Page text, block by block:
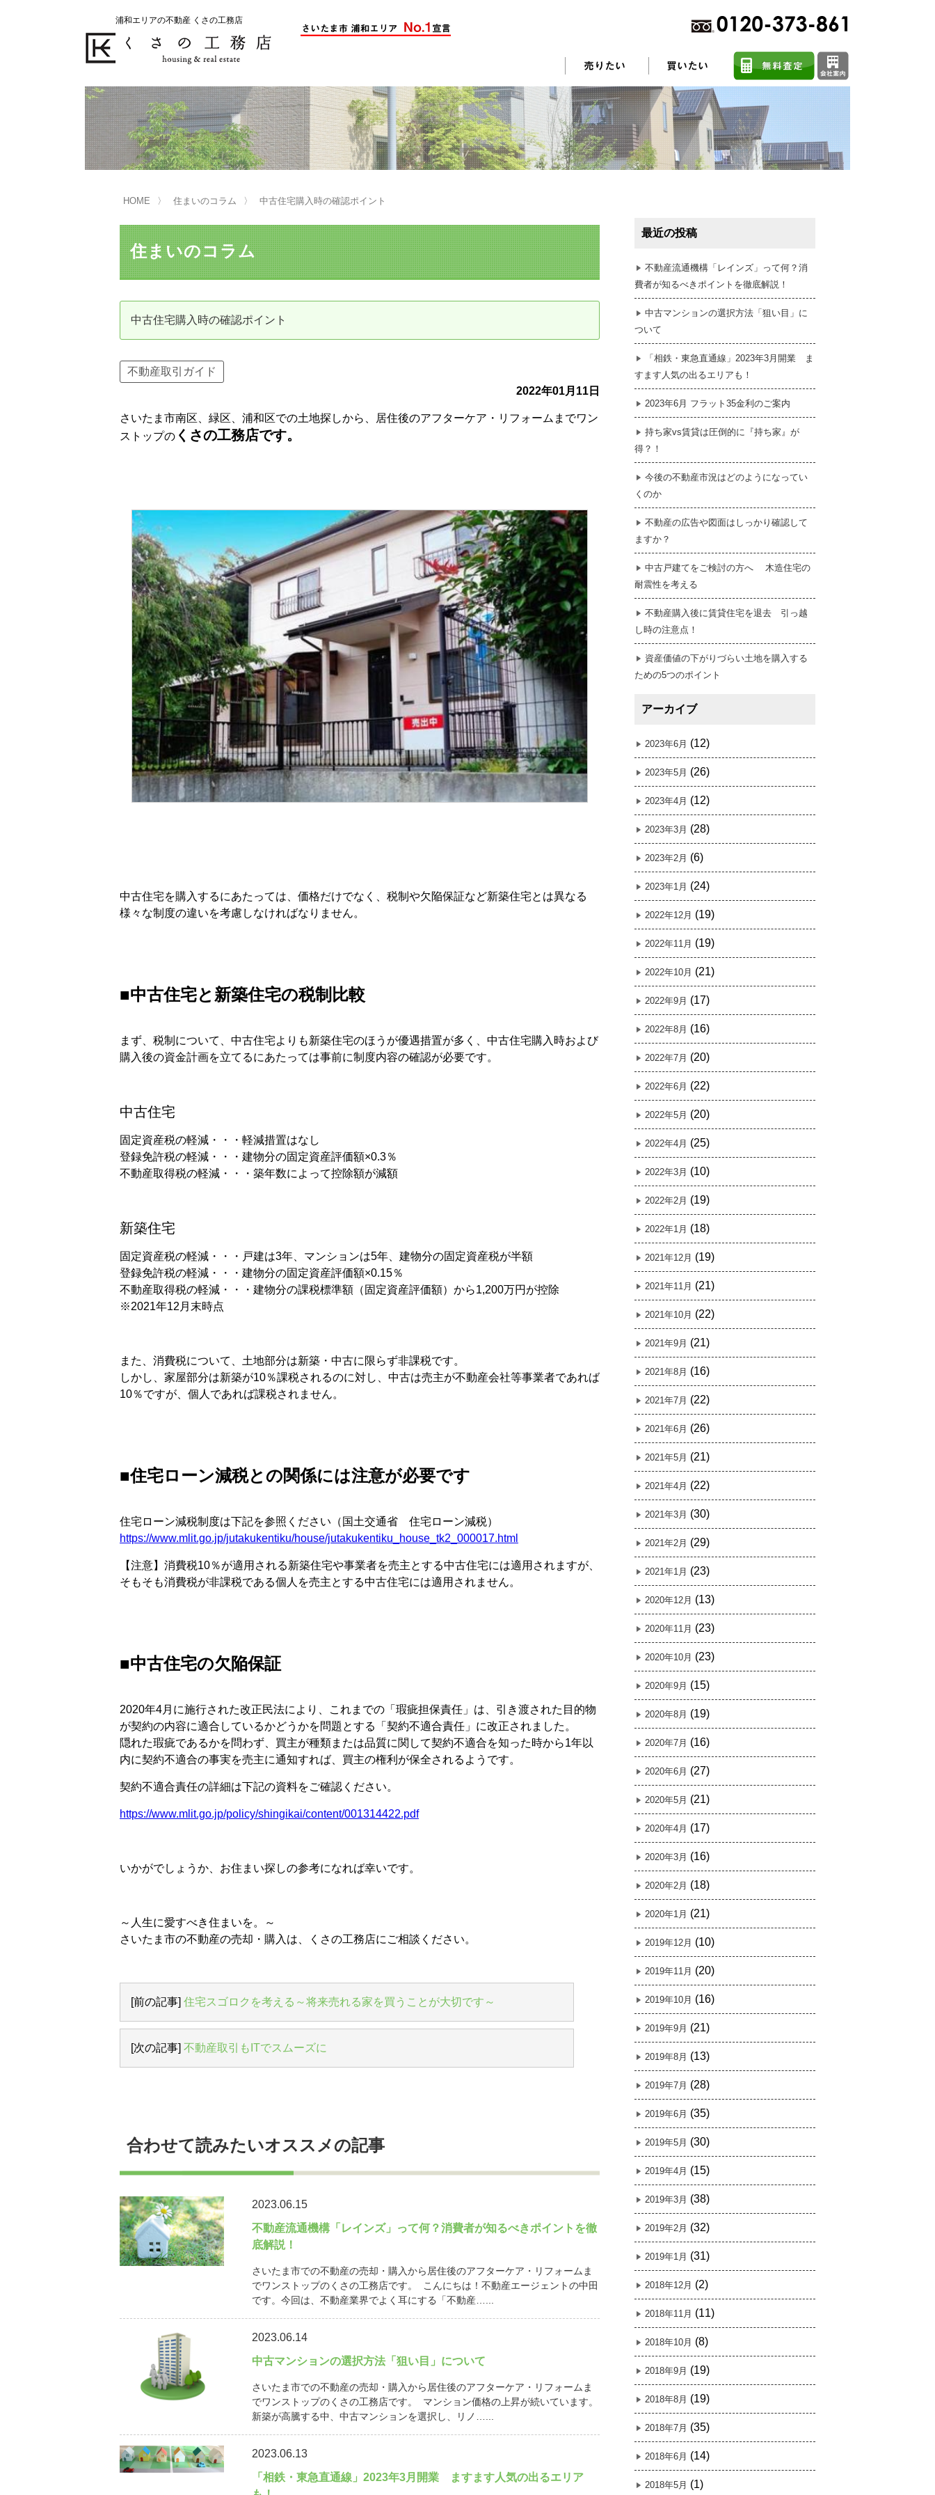
浦和エリアの不動産 くさの工務店
不動産の売却をお考えのお客様
くさの工務店が選ばれる理由 売却活動 売却されたお客様の声 不動産売却に関するよくある質問
買い替えサポート はじめての売却 不動産売却成功のコツ 任意売却
不動産の相続 売却前の修繕・リフォーム
売却の流れ（手順）
不動産売却の詳しい流れ 売買契約のご締結
不動産の引き渡し 不動産の残代金の受領について 不動産売却後の税金
不動産の購入をお考えのお客様
くさの工務店が選ばれる理由 購入されたお客様の声 不動産購入に関するよくある質問
住宅ローン控除・消費税について
リニュアル仲介とは
資産価値の減りにくい住宅購入 中古だから安心して購入できる仕組み リニュアル仲介で実現する豊かな暮らし はじめての物件探し
HOME 住まいのコラム 中古住宅購入時の確認ポイント
住まいのコラム
中古住宅購入時の確認ポイント
不動産取引ガイド
2022年01月11日
さいたま市南区、緑区、浦和区での土地探しから、居住後のアフターケア・リフォームまでワン
ストップの くさの工務店です。
中古住宅を購入するにあたっては、価格だけでなく、税制や欠陥保証など新築住宅とは異なる
様々な制度の違いを考慮しなければなりません。
■中古住宅と新築住宅の税制比較
まず、税制について、中古住宅よりも新築住宅のほうが優遇措置が多く、中古住宅購入時および
購入後の資金計画を立てるにあたっては事前に制度内容の確認が必要です。
中古住宅
固定資産税の軽減・・・軽減措置はなし
登録免許税の軽減・・・建物分の固定資産評価額×0.3％
不動産取得税の軽減・・・築年数によって控除額が減額
新築住宅
固定資産税の軽減・・・戸建は3年、マンションは5年、建物分の固定資産税が半額
登録免許税の軽減・・・建物分の固定資産評価額×0.15％
不動産取得税の軽減・・・建物分の課税標準額（固定資産評価額）から1,200万円が控除
※2021年12月末時点
また、消費税について、土地部分は新築・中古に限らず非課税です。
しかし、家屋部分は新築が10％課税されるのに対し、中古は売主が不動産会社等事業者であれば
10％ですが、個人であれば課税されません。
■住宅ローン減税との関係には注意が必要です
住宅ローン減税制度は下記を参照ください（国土交通省 住宅ローン減税）
https://www.mlit.go.jp/jutakukentiku/house/jutakukentiku_house_tk2_000017.html
【注意】消費税10％が適用される新築住宅や事業者を売主とする中古住宅には適用されますが、
そもそも消費税が非課税である個人を売主とする中古住宅には適用されません。
■中古住宅の欠陥保証
2020年4月に施行された改正民法により、これまでの「瑕疵担保責任」は、引き渡された目的物
が契約の内容に適合しているかどうかを問題とする「契約不適合責任」に改正されました。
隠れた瑕疵であるかを問わず、買主が種類または品質に関して契約不適合を知った時から1年以
内に契約不適合の事実を売主に通知すれば、買主の権利が保全されるようです。
契約不適合責任の詳細は下記の資料をご確認ください。
https://www.mlit.go.jp/policy/shingikai/content/001314422.pdf
いかがでしょうか、お住まい探しの参考になれば幸いです。
～人生に愛すべき住まいを。～
さいたま市の不動産の売却・購入は、くさの工務店にご相談ください。
[前の記事] 住宅スゴロクを考える～将来売れる家を買うことが大切です～
[次の記事] 不動産取引もITでスムーズに
合わせて読みたいオススメの記事
2023.06.15
不動産流通機構「レインズ」って何？消費者が知るべきポイントを徹
底解説！
さいたま市での不動産の売却・購入から居住後のアフターケア・リフォームま
でワンストップのくさの工務店です。 こんにちは！不動産エージェントの中田
です。今回は、不動産業界でよく耳にする「不動産…...
2023.06.14
中古マンションの選択方法「狙い目」について
さいたま市での不動産の売却・購入から居住後のアフターケア・リフォームま
でワンストップのくさの工務店です。 マンション価格の上昇が続いています。
新築が高騰する中、中古マンションを選択し、リノ…...
2023.06.13
「相鉄・東急直通線」2023年3月開業 ますます人気の出るエリア
最近の投稿
不動産流通機構「レインズ」って何？消
費者が知るべきポイントを徹底解説！
中古マンションの選択方法「狙い目」に
ついて
「相鉄・東急直通線」2023年3月開業 ま
すます人気の出るエリアも！
2023年6月 フラット35金利のご案内
持ち家vs賃貸は圧倒的に『持ち家』が
得？！
今後の不動産市況はどのようになってい
くのか
不動産の広告や図面はしっかり確認して
ますか？
中古戸建てをご検討の方へ 木造住宅の
耐震性を考える
不動産購入後に賃貸住宅を退去 引っ越
し時の注意点！
資産価値の下がりづらい土地を購入する
ための5つのポイント
アーカイブ
2023年6月 (12)
2023年5月 (26)
2023年4月 (12)
2023年3月 (28)
2023年2月 (6)
2023年1月 (24)
2022年12月 (19)
2022年11月 (19)
2022年10月 (21)
2022年9月 (17)
2022年8月 (16)
2022年7月 (20)
2022年6月 (22)
2022年5月 (20)
2022年4月 (25)
2022年3月 (10)
2022年2月 (19)
2022年1月 (18)
2021年12月 (19)
2021年11月 (21)
2021年10月 (22)
2021年9月 (21)
2021年8月 (16)
2021年7月 (22)
2021年6月 (26)
2021年5月 (21)
2021年4月 (22)
2021年3月 (30)
2021年2月 (29)
2021年1月 (23)
2020年12月 (13)
2020年11月 (23)
2020年10月 (23)
2020年9月 (15)
2020年8月 (19)
2020年7月 (16)
2020年6月 (27)
2020年5月 (21)
2020年4月 (17)
2020年3月 (16)
2020年2月 (18)
2020年1月 (21)
2019年12月 (10)
2019年11月 (20)
2019年10月 (16)
2019年9月 (21)
2019年8月 (13)
2019年7月 (28)
2019年6月 (35)
2019年5月 (30)
2019年4月 (15)
2019年3月 (38)
2019年2月 (32)
2019年1月 (31)
2018年12月 (2)
2018年11月 (11)
2018年10月 (8)
2018年9月 (19)
2018年8月 (19)
2018年7月 (35)
2018年6月 (14)
2018年5月 (1)